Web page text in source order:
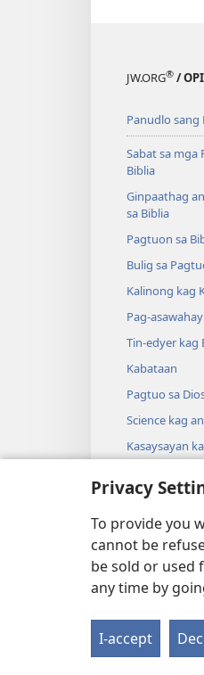
Privacy
To provide you
cannot be
be sold or used
any time by
I-accept
JW.ORG® /
Panudlo sang
Sabat sa mga
Biblia
Ginpaathag
sa Biblia
Pagtuon sa
Bulig sa
Kalinong kag
Pag-
Tin-edyer kag
Kabataan
Pagtuo sa
Science kag
Kasaysayan